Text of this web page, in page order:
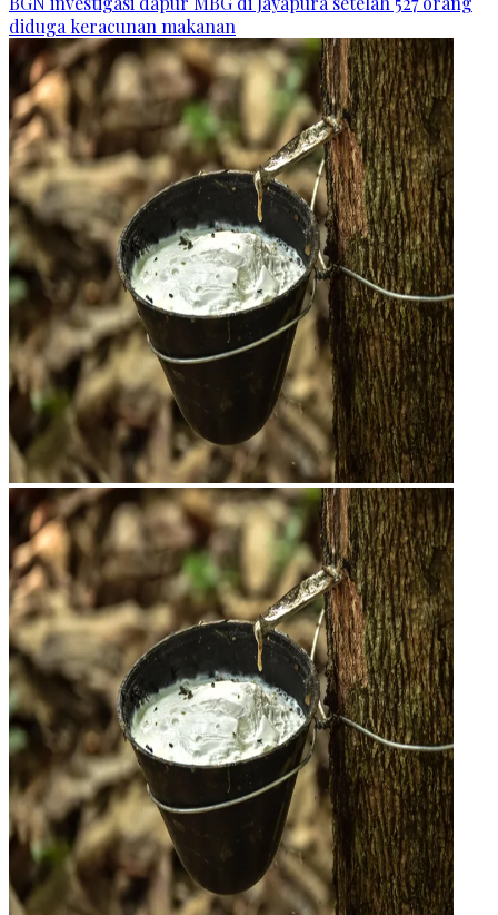
diduga keracunan makanan